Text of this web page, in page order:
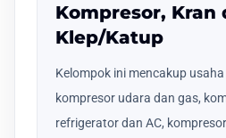
Kompresor, Kran
Klep/Katup
Kelompok ini mencakup
kompresor udara dan gas,
refrigerator dan AC,